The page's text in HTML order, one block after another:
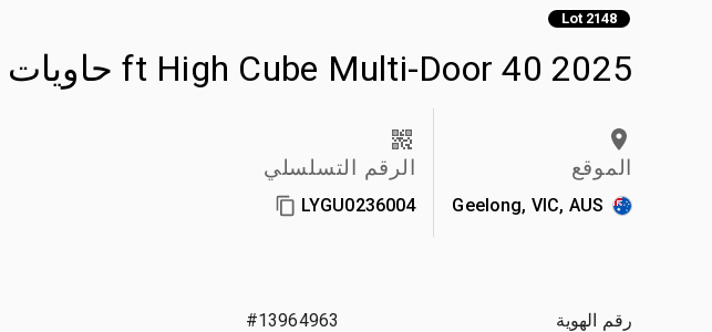
Lot 2148
2025 40 ft High Cube Multi-Door حاويات تخزين
الموقع
Geelong, VIC, AUS
الرقم التسلسلي
LYGU0236004
رقم الهوية #13964963